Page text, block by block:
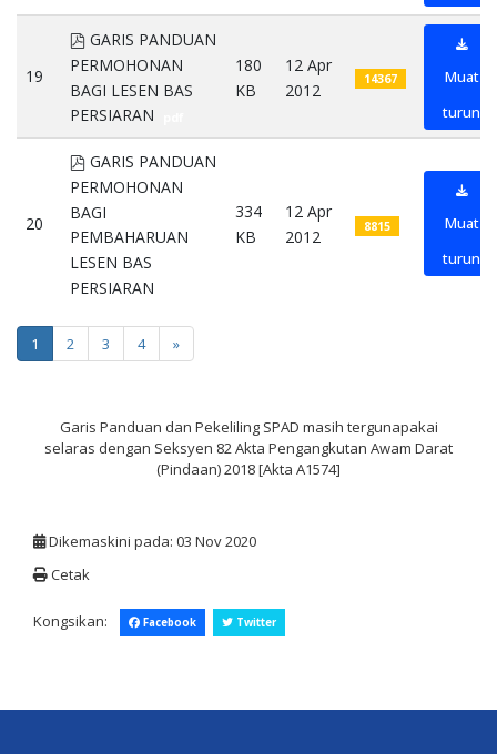
19
pdf
GARIS PANDUAN
PERMOHONAN
BAGI LESEN BAS
PERSIARAN
180
KB
12 Apr
2012
14367
Muat
turun
20
pdf
GARIS PANDUAN
PERMOHONAN
BAGI
PEMBAHARUAN
LESEN BAS
PERSIARAN
334
KB
12 Apr
2012
8815
Muat
turun
1 2 3 4 »
Garis Panduan dan Pekeliling SPAD masih tergunapakai
selaras dengan Seksyen 82 Akta Pengangkutan Awam Darat
(Pindaan) 2018 [Akta A1574]
Dikemaskini pada: 03 Nov 2020
Cetak
Kongsikan: Facebook Twitter